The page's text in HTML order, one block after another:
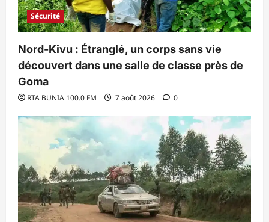
Sécurité
Nord-Kivu : Étranglé, un corps sans vie
découvert dans une salle de classe près de
Goma
RTA BUNIA 100.0 FM 7 août 2026 0